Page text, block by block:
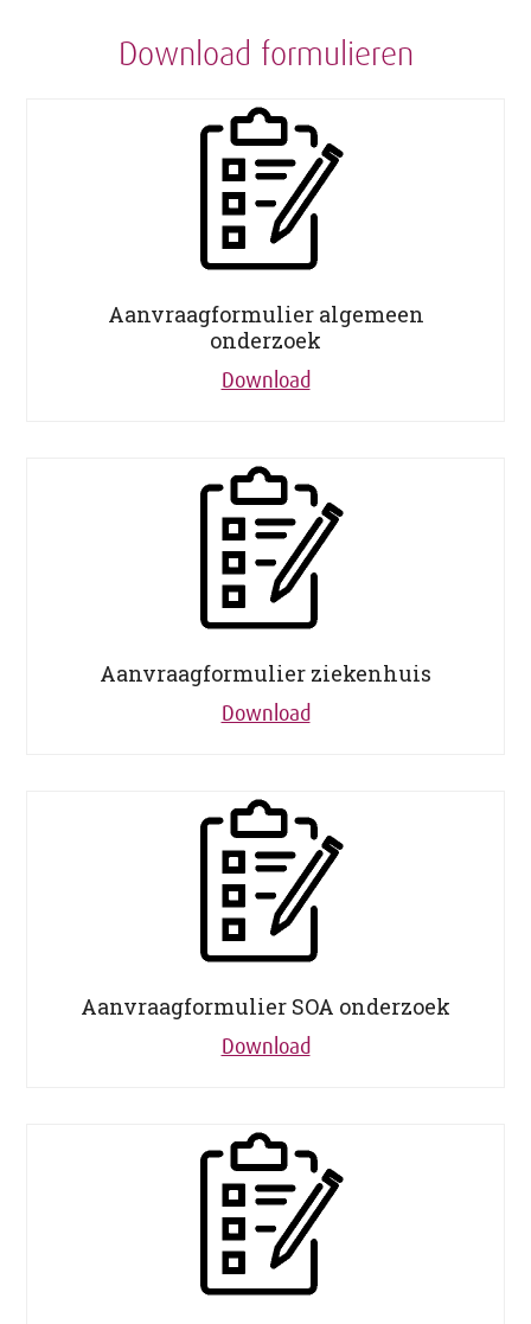
Download formulieren
Aanvraagformulier algemeen
onderzoek
Download
Aanvraagformulier ziekenhuis
Download
Aanvraagformulier SOA onderzoek
Download